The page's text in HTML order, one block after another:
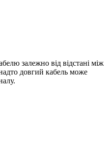
залежно від відстані між
довгий кабель може